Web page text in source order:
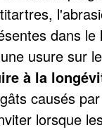
dans
usure sur
à la
causés
lorsque